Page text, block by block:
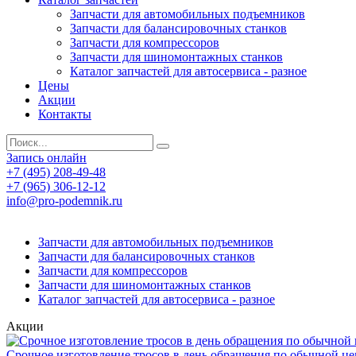
Запчасти для автомобильных подъемников
Запчасти для балансировочных станков
Запчасти для компрессоров
Запчасти для шиномонтажных станков
Каталог запчастей для автосервиса - разное
Цены
Акции
Контакты
Запись онлайн
+7 (495) 208-49-48
+7 (965) 306-12-12
info@pro-podemnik.ru
Запчасти для автомобильных подъемников
Запчасти для балансировочных станков
Запчасти для компрессоров
Запчасти для шиномонтажных станков
Каталог запчастей для автосервиса - разное
Акции